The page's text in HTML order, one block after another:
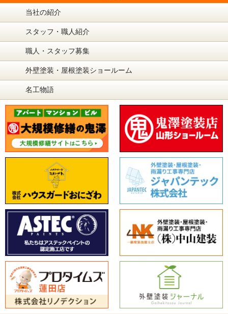
当社の紹介
スタッフ・職人紹介
職人・スタッフ募集
外壁塗装・屋根塗装ショールーム
名工物語